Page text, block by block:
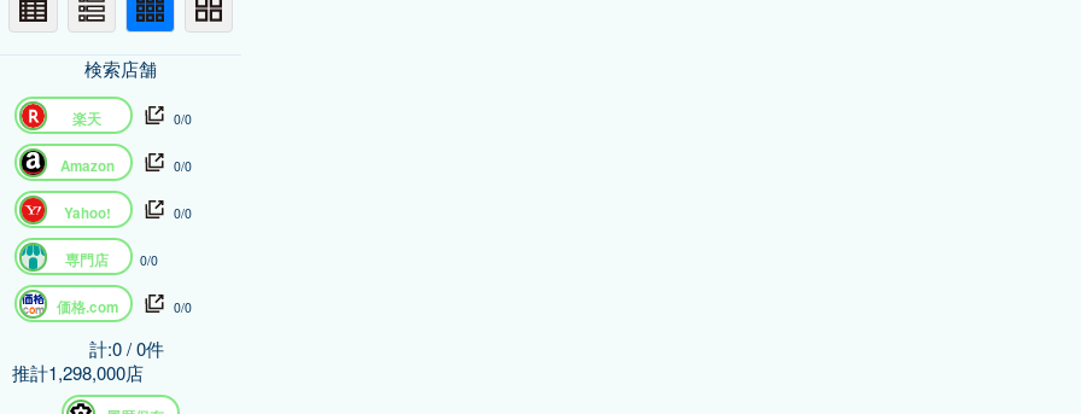
検索店舗
楽天 0/0
Amazon 0/0
Yahoo! 0/0
専門店 0/0
価格.com 0/0
計:0 / 0件
推計1,298,000店